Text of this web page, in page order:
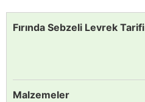
Fırında Sebzeli Levrek Tarifi
Malzemeler